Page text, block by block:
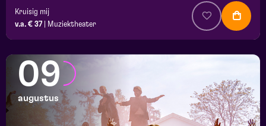
Kruisig mij
v.a. € 37
Muziektheater
09
augustus